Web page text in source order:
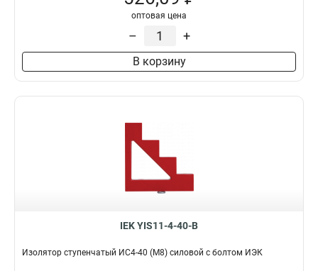
оптовая цена
– +
В корзину
IEK YIS11-4-40-B
Изолятор ступенчатый ИС4-40 (М8) силовой с болтом ИЭК